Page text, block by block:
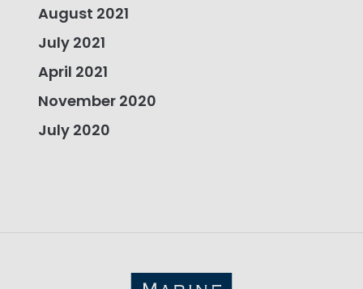
August 2021
July 2021
April 2021
November 2020
July 2020